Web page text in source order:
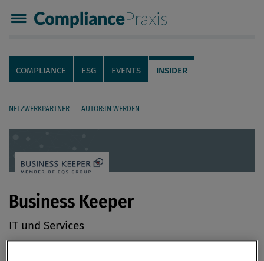
Compliance Praxis
Servicenavigation
Navigation
COMPLIANCE ESG EVENTS INSIDER
NETZWERKPARTNER AUTOR:IN WERDEN
Business Keeper
IT und Services